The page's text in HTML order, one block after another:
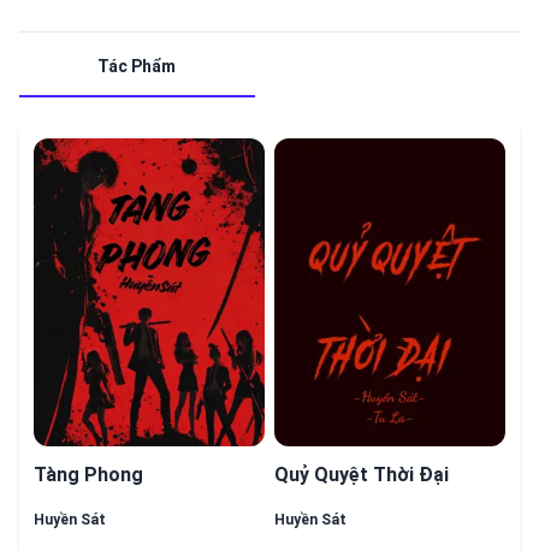
Tác Phẩm
Tàng Phong
Huyền Sát
Quỷ Quyệt Thời Đại
Huyền Sát